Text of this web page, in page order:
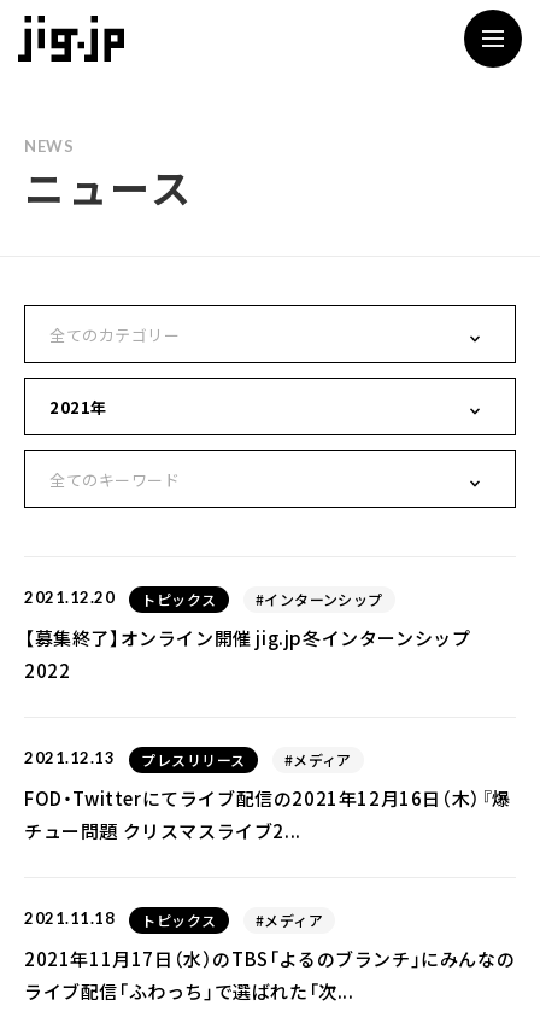
NEWS
ニュース
2021.12.20 トピックス #インターンシップ
【募集終了】オンライン開催 jig.jp冬インターンシップ
2022
2021.12.13 プレスリリース #メディア
FOD・Twitterにてライブ配信の2021年12⽉16⽇（⽊）『爆
チュー問題 クリスマスライブ2...
2021.11.18 トピックス #メディア
2021年11月17日（水）のTBS「よるのブランチ」にみんなの
ライブ配信「ふわっち」で選ばれた「次...